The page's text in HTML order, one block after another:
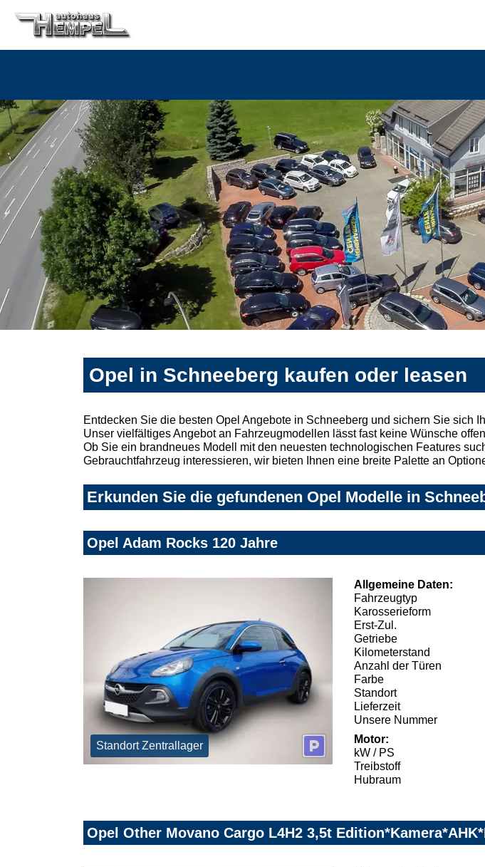
Opel in Schneeberg kaufen oder leasen
Entdecken Sie die besten Opel Angebote in Schneeberg und sichern Sie sich
Unser vielfältiges Angebot an Fahrzeugmodellen lässt fast keine Wünsche
Ob Sie ein brandneues Modell mit den neuesten technologischen Features
Gebrauchtfahrzeug interessieren, wir bieten Ihnen eine breite Palette an
Erkunden Sie die gefundenen Opel Modelle in
Opel Adam Rocks 120 Jahre
Standort Zentrallager
Allgemeine Daten:
Fahrzeugtyp
Karosserieform
Erst-Zul.
Getriebe
Kilometerstand
Anzahl der Türen
Farbe
Standort
Lieferzeit
Unsere Nummer
Motor:
kW / PS
Treibstoff
Hubraum
Opel Other Movano Cargo L4H2 3,5t